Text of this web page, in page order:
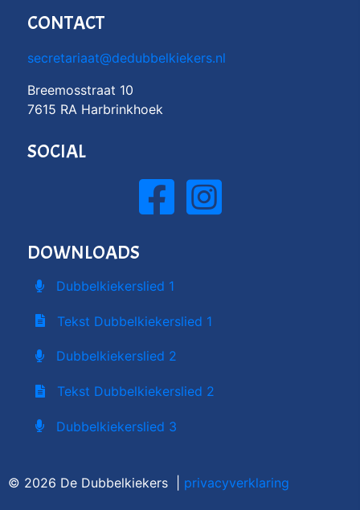
CONTACT
secretariaat@dedubbelkiekers.nl
Breemosstraat 10
7615 RA Harbrinkhoek
SOCIAL
DOWNLOADS
Dubbelkiekerslied 1
Tekst Dubbelkiekerslied 1
Dubbelkiekerslied 2
Tekst Dubbelkiekerslied 2
Dubbelkiekerslied 3
© 2026 De Dubbelkiekers | privacyverklaring